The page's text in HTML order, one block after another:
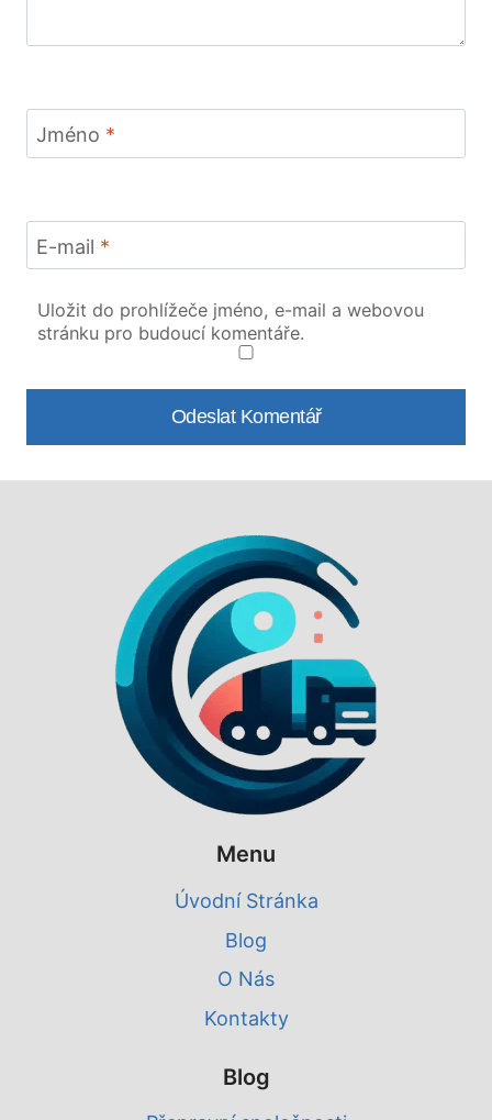
Jméno *
E-mail *
Uložit do prohlížeče jméno, e-mail a webovou
stránku pro budoucí komentáře.
Menu
Úvodní Stránka
Blog
O Nás
Kontakty
Blog